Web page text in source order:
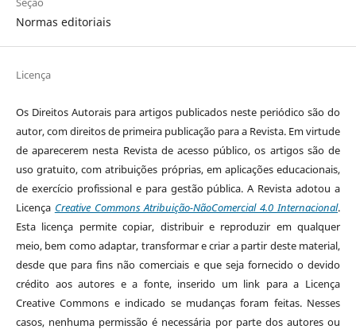
Normas editoriais
Licença
Os Direitos Autorais para artigos publicados neste periódico são do
autor, com direitos de primeira publicação para a Revista. Em virtude
de aparecerem nesta Revista de acesso público, os artigos são de
uso gratuito, com atribuições próprias, em aplicações educacionais,
de exercício profissional e para gestão pública. A Revista adotou a
Licença Creative Commons Atribuição-NãoComercial 4.0 Internacional.
Esta licença permite copiar, distribuir e reproduzir em qualquer
meio, bem como adaptar, transformar e criar a partir deste material,
desde que para fins não comerciais e que seja fornecido o devido
crédito aos autores e a fonte, inserido um link para a Licença
Creative Commons e indicado se mudanças foram feitas. Nesses
casos, nenhuma permissão é necessária por parte dos autores ou